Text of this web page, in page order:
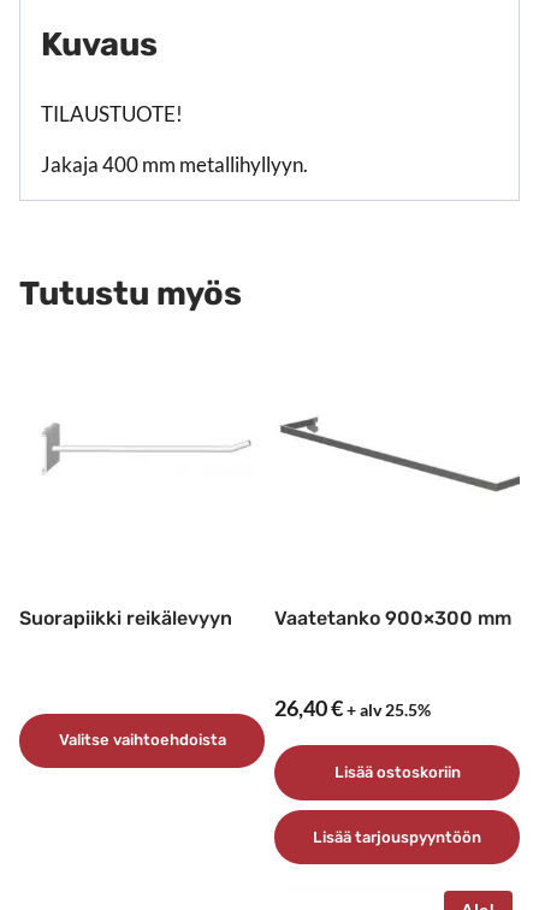
Kuvaus
TILAUSTUOTE!
Jakaja 400 mm metallihyllyyn.
Tutustu myös
Suorapiikki reikälevyyn
Valitse vaihtoehdoista
Vaatetanko 900×300 mm
26,40€+ alv 25.5%
Lisää ostoskoriin
Lisää tarjouspyyntöön